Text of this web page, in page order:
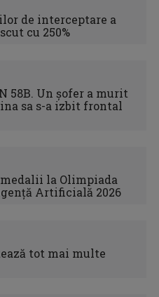
de interceptare a
cu 250%
58B. Un șofer a murit
sa s-a izbit frontal
la Olimpiada
Artificială 2026
tot mai multe